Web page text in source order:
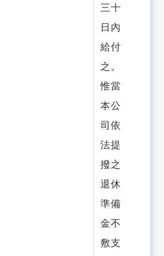
三十
日內
給付
之。
惟當
本公
司依
法提
撥之
退休
準備
金不
敷支